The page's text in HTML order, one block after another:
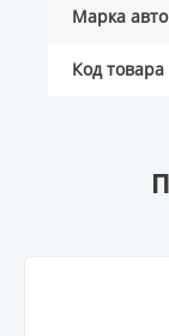
Марка
Код товара